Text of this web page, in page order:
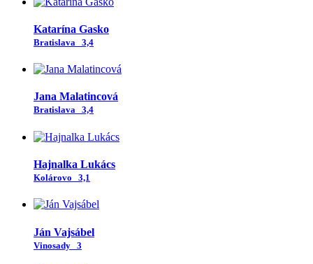
Katarína Gasko
Bratislava 3,4
Jana Malatincová
Bratislava 3,4
Hajnalka Lukács
Kolárovo 3,1
Ján Vajsábel
Vinosady 3